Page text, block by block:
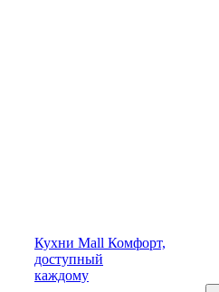
Кухни Mall Комфорт,
доступный
каждому